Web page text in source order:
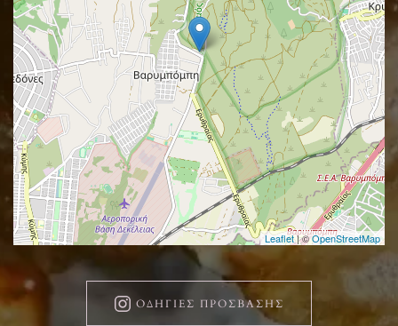
Leaflet| ©OpenStreetMap
ΟΔΗΓΊΕΣ ΠΡΌΣΒΑΣΗΣ